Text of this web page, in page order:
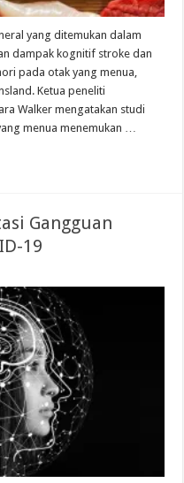
yang ditemukan dalam
dampak kognitif stroke dan
pada otak yang menua,
Ketua peneliti
Walker mengatakan studi
menua menemukan …
Gangguan
19